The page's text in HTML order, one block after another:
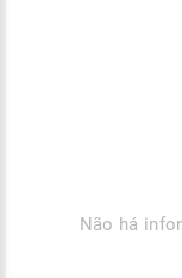
Não há